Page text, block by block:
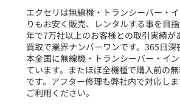
選択条件をリセット
エクセリは無線機・トランシーバー・
りもお安く販売、レンタルする事を目
年で7万社以上のお客様との取引実績が
買取で業界ナンバーワンです。365日深
本全国に無線機・トランシーバー・イ
ています。またほぼ全機種で購入前の
です。アフター修理も弊社内で対応し
ご利用ください。